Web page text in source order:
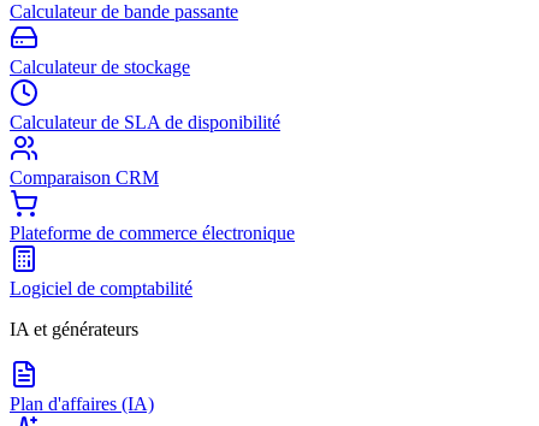
Calculateur de bande passante
Calculateur de stockage
Calculateur de SLA de disponibilité
Comparaison CRM
Plateforme de commerce électronique
Logiciel de comptabilité
IA et générateurs
Plan d'affaires (IA)